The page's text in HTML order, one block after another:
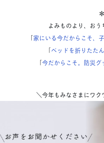
＊
よみものより、お
「家にいる今だからこそ、
「ベッドを折りたた
「今だからこそ。防災グ
＼今年もみなさまにワ